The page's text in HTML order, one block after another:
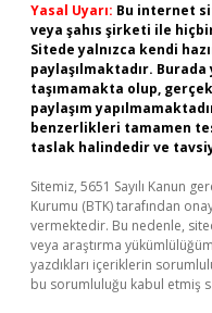
Yasal Uyarı: Bu internet
veya şahıs şirketi ile
Sitede yalnızca kendi
paylaşılmaktadır.
taşımamakta olup,
paylaşım
benzerlikleri tamamen
taslak halindedir ve
Sitemiz, 5651 Sayılı Kanun
Kurumu (BTK) tarafından
vermektedir. Bu nedenle,
veya araştırma
yazdıkları içeriklerin
bu sorumluluğu kabul etmiş